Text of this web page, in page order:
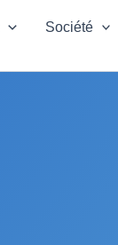
Société